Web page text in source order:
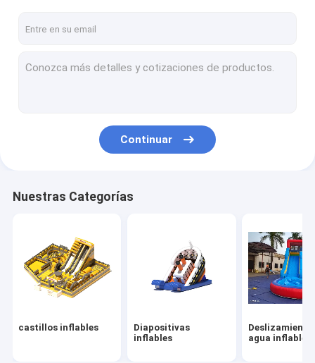
Deslizamientos de agua inflables
Arcos inflables
Castillos de agua inflables
parque inflable del agua
Deslizamiento del castillo de rebote
Continuar
Nuestras Categorías
castillos inflables
Diapositivas
inflables
agua inflables